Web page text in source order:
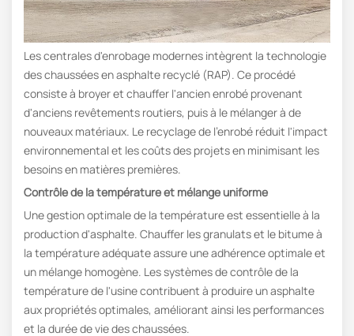
Les centrales d'enrobage modernes intègrent la technologie
des chaussées en asphalte recyclé (RAP). Ce procédé
consiste à broyer et chauffer l'ancien enrobé provenant
d'anciens revêtements routiers, puis à le mélanger à de
nouveaux matériaux. Le recyclage de l'enrobé réduit l'impact
environnemental et les coûts des projets en minimisant les
besoins en matières premières.
Contrôle de la température et mélange uniforme
Une gestion optimale de la température est essentielle à la
production d'asphalte. Chauffer les granulats et le bitume à
la température adéquate assure une adhérence optimale et
un mélange homogène. Les systèmes de contrôle de la
température de l'usine contribuent à produire un asphalte
aux propriétés optimales, améliorant ainsi les performances
et la durée de vie des chaussées.